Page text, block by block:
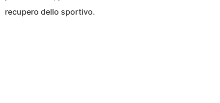
recupero dello sportivo.